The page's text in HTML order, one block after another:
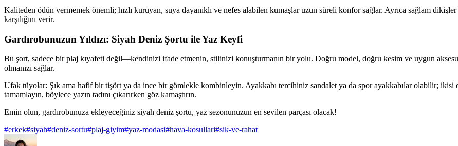
Kaliteden ödün vermemek önemli; hızlı kuruyan, suya dayanıklı ve nefes alabilen kumaşlar uzun süreli konfor sağlar. Ayrıca sağlam
karşılığını verir.
Gardırobunuzun Yıldızı: Siyah Deniz Şortu ile Yaz Keyfi
Bu şort, sadece bir plaj kıyafeti değil—kendinizi ifade etmenin, stilinizi konuşturmanın bir yolu. Doğru model, doğru kesim ve uygun
olmanızı sağlar.
Ufak tüyolar: Şık ama hafif bir tişört ya da ince bir gömlekle kombinleyin. Ayakkabı tercihiniz sandalet ya da spor ayakkabılar olabilir; ikisi
tamamlayın, böylece yazın tadını çıkarırken göz kamaştırın.
Emin olun, gardırobunuza ekleyeceğiniz siyah deniz şortu, yaz sezonunuzun en sevilen parçası olacak!
#erkek#siyah#deniz-sortu#plaj-giyim#yaz-modasi#hava-kosullari#sik-ve-rahat